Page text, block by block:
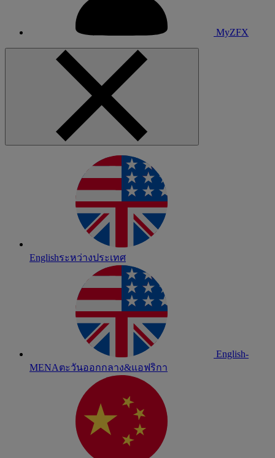
MyZFX
Englishระหว่างประเทศ
English-
MENAตะวันออกกลาง&แอฟริกา